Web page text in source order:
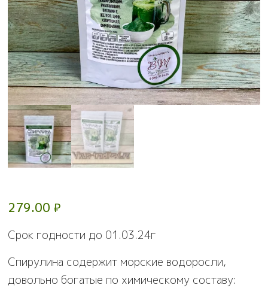
279.00 ₽
Срок годности до 01.03.24г
Спирулина содержит морские водоросли,
довольно богатые по химическому составу: